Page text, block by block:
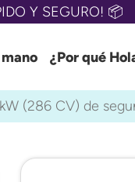
Y SEGURO! 📦
¿Por qué
(286 CV) de